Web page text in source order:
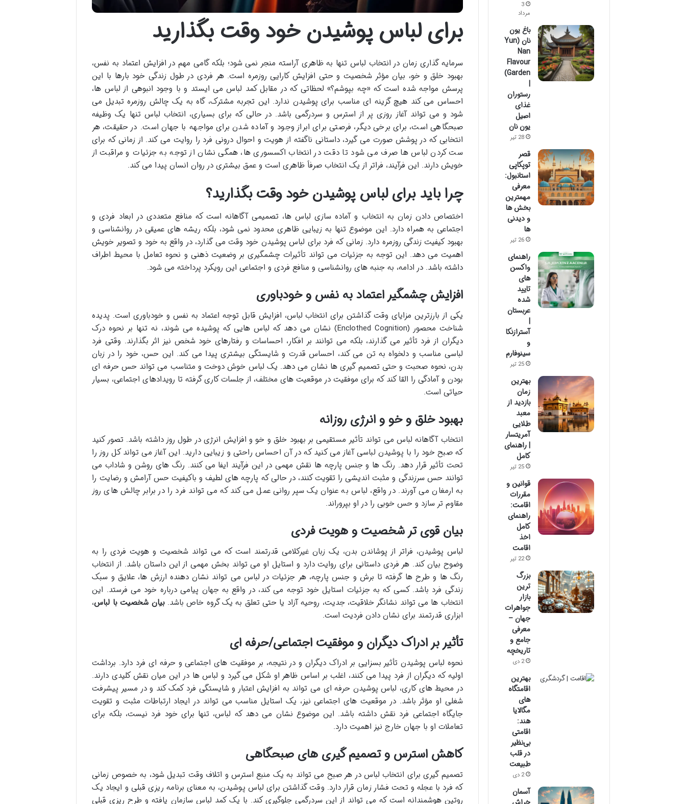
برای لباس پوشیدن خود وقت بگذارید
سرمایه گذاری زمان در انتخاب لباس تنها به ظاهری آراسته منجر نمی شود؛ بلکه گامی مهم در افزایش اعتماد به نفس،
بهبود خلق و خو، بیان مؤثر شخصیت و حتی افزایش کارایی روزمره است. هر فردی در طول زندگی خود بارها با این
پرسش مواجه شده است که «چه بپوشم؟» لحظاتی که در مقابل کمد لباس می ایستد و با وجود انبوهی از لباس ها،
احساس می کند هیچ گزینه ای مناسب برای پوشیدن ندارد. این تجربه مشترک، گاه به یک چالش روزمره تبدیل می
شود و می تواند آغاز روزی پر از استرس و سردرگمی باشد. در حالی که برای بسیاری، انتخاب لباس تنها یک وظیفه
صبحگاهی است، برای برخی دیگر، فرصتی برای ابراز وجود و آماده شدن برای مواجهه با جهان است. در حقیقت، هر
انتخابی که در پوشش صورت می گیرد، داستانی ناگفته از هویت و احوال درونی فرد را روایت می کند. از زمانی که برای
ست کردن لباس ها صرف می شود تا دقت در انتخاب اکسسوری ها، همگی نشان از توجه به جزئیات و مراقبت از
خویش دارند. این فرآیند، فراتر از یک انتخاب صرفاً ظاهری است و عمق بیشتری در روان انسان پیدا می کند.
چرا باید برای لباس پوشیدن خود وقت بگذارید؟
اختصاص دادن زمان به انتخاب و آماده سازی لباس ها، تصمیمی آگاهانه است که منافع متعددی در ابعاد فردی و
اجتماعی به همراه دارد. این موضوع تنها به زیبایی ظاهری محدود نمی شود، بلکه ریشه های عمیقی در روانشناسی و
بهبود کیفیت زندگی روزمره دارد. زمانی که فرد برای لباس پوشیدن خود وقت می گذارد، در واقع به خود و تصویر خویش
اهمیت می دهد. این توجه به جزئیات می تواند تأثیرات چشمگیری بر وضعیت ذهنی و نحوه تعامل با محیط اطراف
داشته باشد. در ادامه، به جنبه های روانشناسی و منافع فردی و اجتماعی این رویکرد پرداخته می شود.
افزایش چشمگیر اعتماد به نفس و خودباوری
یکی از بارزترین مزایای وقت گذاشتن برای انتخاب لباس، افزایش قابل توجه اعتماد به نفس و خودباوری است. پدیده
شناخت محصور (Enclothed Cognition) نشان می دهد که لباس هایی که پوشیده می شوند، نه تنها بر نحوه درک
دیگران از فرد تأثیر می گذارند، بلکه می توانند بر افکار، احساسات و رفتارهای خود شخص نیز اثر بگذارند. وقتی فرد
لباسی مناسب و دلخواه به تن می کند، احساس قدرت و شایستگی بیشتری پیدا می کند. این حس، خود را در زبان
بدن، نحوه صحبت و حتی تصمیم گیری ها نشان می دهد. یک لباس خوش دوخت و متناسب می تواند حس حرفه ای
بودن و آمادگی را القا کند که برای موفقیت در موقعیت های مختلف، از جلسات کاری گرفته تا رویدادهای اجتماعی، بسیار
حیاتی است.
بهبود خلق و خو و انرژی روزانه
انتخاب آگاهانه لباس می تواند تأثیر مستقیمی بر بهبود خلق و خو و افزایش انرژی در طول روز داشته باشد. تصور کنید
که صبح خود را با پوشیدن لباسی آغاز می کنید که در آن احساس راحتی و زیبایی دارید. این آغاز می تواند کل روز را
تحت تأثیر قرار دهد. رنگ ها و جنس پارچه ها نقش مهمی در این فرآیند ایفا می کنند. رنگ های روشن و شاداب می
توانند حس سرزندگی و مثبت اندیشی را تقویت کنند، در حالی که پارچه های لطیف و باکیفیت حس آرامش و رضایت را
به ارمغان می آورند. در واقع، لباس به عنوان یک سپر روانی عمل می کند که می تواند فرد را در برابر چالش های روز
مقاوم تر سازد و حس خوبی را در او بپروراند.
بیان قوی تر شخصیت و هویت فردی
لباس پوشیدن، فراتر از پوشاندن بدن، یک زبان غیرکلامی قدرتمند است که می تواند شخصیت و هویت فردی را به
وضوح بیان کند. هر فردی داستانی برای روایت دارد و استایل او می تواند بخش مهمی از این داستان باشد. از انتخاب
رنگ ها و طرح ها گرفته تا برش و جنس پارچه، هر جزئیات در لباس می تواند نشان دهنده ارزش ها، علایق و سبک
زندگی فرد باشد. کسی که به جزئیات استایل خود توجه می کند، در واقع به جهان پیامی درباره خود می فرستد. این
انتخاب ها می تواند نشانگر خلاقیت، جدیت، روحیه آزاد یا حتی تعلق به یک گروه خاص باشد.بیان شخصیت با لباس،
ابزاری قدرتمند برای نشان دادن فردیت است.
تأثیر بر ادراک دیگران و موفقیت اجتماعی/حرفه ای
نحوه لباس پوشیدن تأثیر بسزایی بر ادراک دیگران و در نتیجه، بر موفقیت های اجتماعی و حرفه ای فرد دارد. برداشت
اولیه که دیگران از فرد پیدا می کنند، اغلب بر اساس ظاهر او شکل می گیرد و لباس ها در این میان نقش کلیدی دارند.
در محیط های کاری، لباس پوشیدن حرفه ای می تواند به افزایش اعتبار و شایستگی فرد کمک کند و در مسیر پیشرفت
شغلی او مؤثر باشد. در موقعیت های اجتماعی نیز، یک استایل مناسب می تواند در ایجاد ارتباطات مثبت و تقویت
جایگاه اجتماعی فرد نقش داشته باشد. این موضوع نشان می دهد که لباس، تنها برای خود فرد نیست، بلکه برای
تعاملات او با جهان خارج نیز اهمیت دارد.
کاهش استرس و تصمیم گیری های صبحگاهی
تصمیم گیری برای انتخاب لباس در هر صبح می تواند به یک منبع استرس و اتلاف وقت تبدیل شود، به خصوص زمانی
که فرد با عجله و تحت فشار زمان قرار دارد. وقت گذاشتن برای لباس پوشیدن، به معنای برنامه ریزی قبلی و ایجاد یک
روتین هوشمندانه است که می تواند از این سردرگمی جلوگیری کند. با یک کمد لباس سازمان یافته و طرح ریزی قبلی
3
مرداد
باغ یون
نان (Yun
Nan
Flavour
Garden)
|
رستوران
غذای
اصیل
یون نان
28 تیر
قصر
توپکاپی
استانبول:
معرفی
مهمترین
بخش ها
و دیدنی
ها
26 تیر
راهنمای
واکسن
های
تایید
شده
عربستان
|
آسترازنکا
و
سینوفارم
25 تیر
بهترین
زمان
بازدید از
معبد
طلایی
آمریتسار
| راهنمای
کامل
25 تیر
قوانین و
مقررات
اقامت:
راهنمای
کامل
اخذ
اقامت
22 تیر
بزرگ
ترین
بازار
جواهرات
جهان –
معرفی
جامع و
تاریخچه
2 دی
بهترین
اقامتگاه‌
های
مگالایا
هند:
اقامتی
بی‌نظیر
در قلب
طبیعت
2 دی
آسمان